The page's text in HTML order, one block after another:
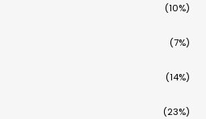
(10%)
(7%)
(14%)
(23%)